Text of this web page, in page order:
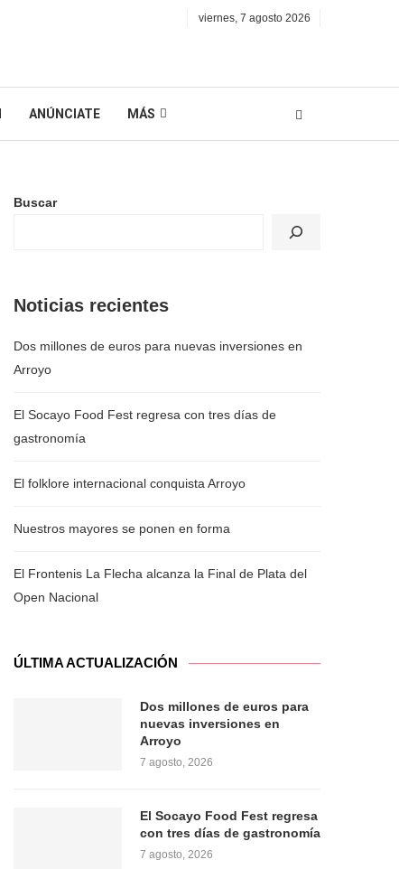
viernes, 7 agosto 2026
ANÚNCIATE MÁS
Buscar
Noticias recientes
Dos millones de euros para nuevas inversiones en
Arroyo
El Socayo Food Fest regresa con tres días de
gastronomía
El folklore internacional conquista Arroyo
Nuestros mayores se ponen en forma
El Frontenis La Flecha alcanza la Final de Plata del
Open Nacional
ÚLTIMA ACTUALIZACIÓN
Dos millones de euros para
nuevas inversiones en
Arroyo
7 agosto, 2026
El Socayo Food Fest regresa
con tres días de gastronomía
7 agosto, 2026